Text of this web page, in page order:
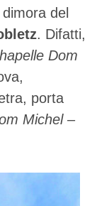
del
. Difatti,
Dom
porta
Michel–